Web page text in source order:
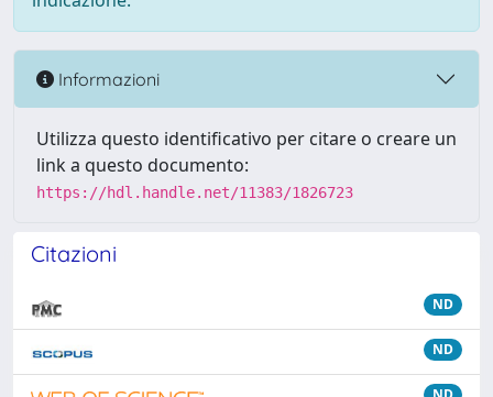
Informazioni
Utilizza questo identificativo per citare o creare un
link a questo documento:
https://hdl.handle.net/11383/1826723
Citazioni
ND
ND